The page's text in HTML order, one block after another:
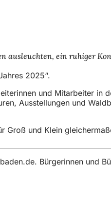
ausleuchten, ein ruhiger
2025“.
und Mitarbeiter in
Ausstellungen und
und Klein
de. Bürgerinnen und